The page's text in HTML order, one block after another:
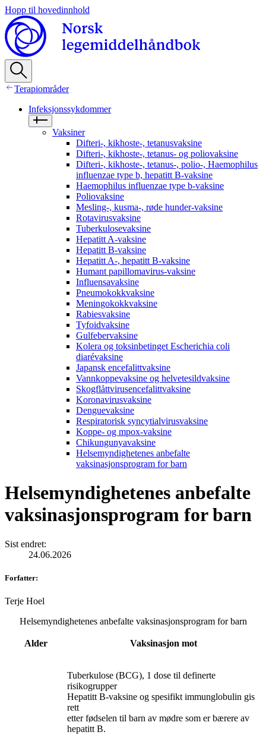
Hopp til hovedinnhold
Terapiområder
Infeksjonssykdommer
Vaksiner
Difteri-, kikhoste-, tetanusvaksine
Difteri-, kikhoste-, tetanus- og poliovaksine
Difteri-, kikhoste-, tetanus-, polio-, Haemophilus
influenzae type b, hepatitt B-vaksine
Haemophilus influenzae type b-vaksine
Poliovaksine
Mesling-, kusma-, røde hunder-vaksine
Rotavirusvaksine
Tuberkulosevaksine
Hepatitt A-vaksine
Hepatitt B-vaksine
Hepatitt A-, hepatitt B-vaksine
Humant papillomavirus-vaksine
Influensavaksine
Pneumokokkvaksine
Meningokokkvaksine
Rabiesvaksine
Tyfoidvaksine
Gulfebervaksine
Kolera og toksinbetinget Escherichia coli
diarévaksine
Japansk encefalittvaksine
Vannkoppevaksine og helvetesildvaksine
Skogflåttvirusencefalittvaksine
Koronavirusvaksine
Denguevaksine
Respiratorisk syncytialvirusvaksine
Koppe- og mpox-vaksine
Chikungunyavaksine
Helsemyndighetenes anbefalte
vaksinasjonsprogram for barn
Helsemyndighetenes anbefalte
vaksinasjonsprogram for barn
Sist endret:
24.06.2026
Forfatter:
Terje Hoel
Helsemyndighetenes anbefalte vaksinasjonsprogram for barn
Alder Vaksinasjon mot
Tuberkulose (BCG), 1 dose til definerte
risikogrupper
Hepatitt B-vaksine og spesifikt immunglobulin gis
rett
etter fødselen til barn av mødre som er bærere av
hepatitt B.